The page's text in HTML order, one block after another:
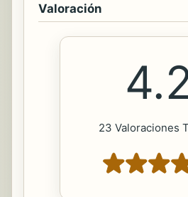
Valoración
23 Valoraciones